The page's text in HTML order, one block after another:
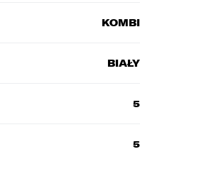
KOMBI
BIAŁY
5
5